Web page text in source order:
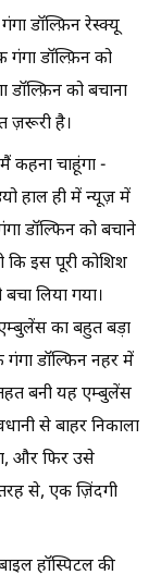
डॉल्फ़िन रेस्क्यू
डॉल्फ़िन को
डॉल्फ़िन को बचाना
ज़रूरी है।
कहना चाहूंगा -
हाल ही में न्यूज़ में
डॉल्फिन को बचाने
कि इस पूरी कोशिश
लिया गया।
का बहुत बड़ा
गंगा डॉल्फिन नहर में
बनी यह एम्बुलेंस
से बाहर निकाला
और फिर उसे
से, एक ज़िंदगी
हॉस्पिटल की